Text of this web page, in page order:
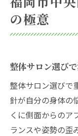
の極意
整体サロン選び
整体サロン選びで
針が自分の身体の
くに側面からのア
ランスや姿勢の歪